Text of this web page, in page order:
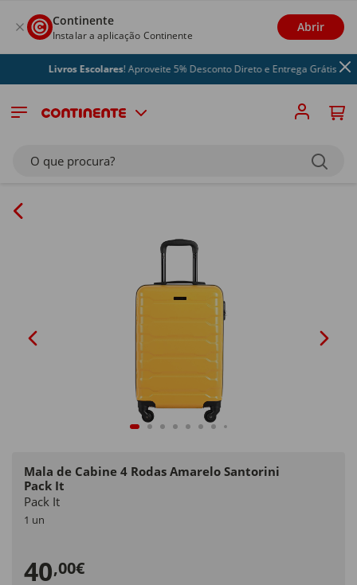
Continente
Instalar a aplicação Continente
Abrir
Livros Escolares! Aproveite 5% Desconto Direto e Entrega Grátis
O que procura?
Mala de Cabine 4 Rodas Amarelo Santorini
Pack It
Pack It
1 un
40,00€